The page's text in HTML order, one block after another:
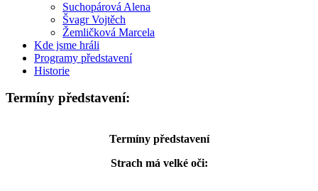
Suchopárová Alena
Švagr Vojtěch
Žemličková Marcela
Kde jsme hráli
Programy představení
Historie
Termíny představení:
Termíny představení
Strach má velké oči: